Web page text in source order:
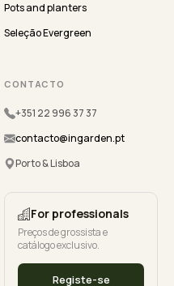
Pots and planters
Seleção Evergreen
CONTACTO
+351 22 996 37 37
contacto@ingarden.pt
Porto & Lisboa
For professionals
Preços de grossista e
catálogo exclusivo.
Registe-se